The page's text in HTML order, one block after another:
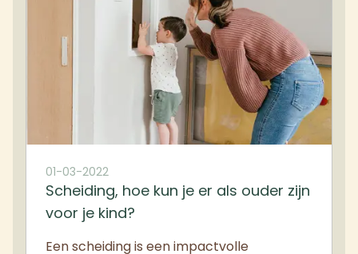
01-03-2022
Scheiding, hoe kun je er als ouder zijn
voor je kind?
Een scheiding is een impactvolle